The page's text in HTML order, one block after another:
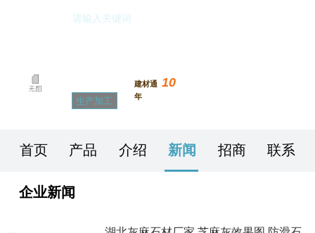
建材通 10
年
生产加工
首页 产品 介绍 新闻 招商 联系
企业新闻